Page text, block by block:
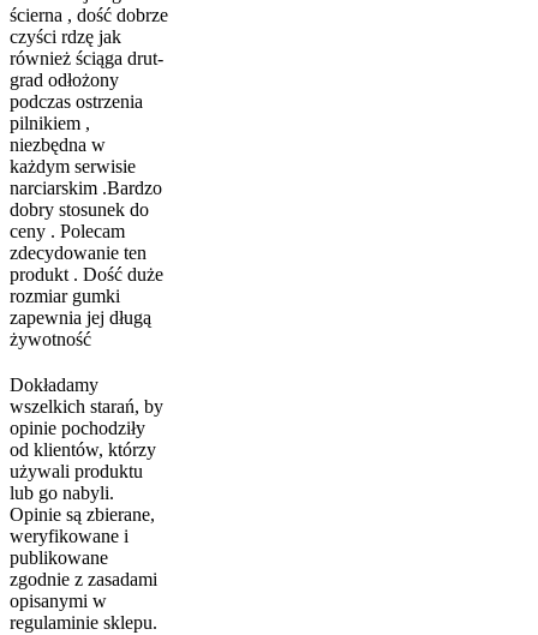
ścierna , dość dobrze
czyści rdzę jak
również ściąga drut-
grad odłożony
podczas ostrzenia
pilnikiem ,
niezbędna w
każdym serwisie
narciarskim .Bardzo
dobry stosunek do
ceny . Polecam
zdecydowanie ten
produkt . Dość duże
rozmiar gumki
zapewnia jej długą
żywotność
Dokładamy
wszelkich starań, by
opinie pochodziły
od klientów, którzy
używali produktu
lub go nabyli.
Opinie są zbierane,
weryfikowane i
publikowane
zgodnie z zasadami
opisanymi w
regulaminie sklepu.